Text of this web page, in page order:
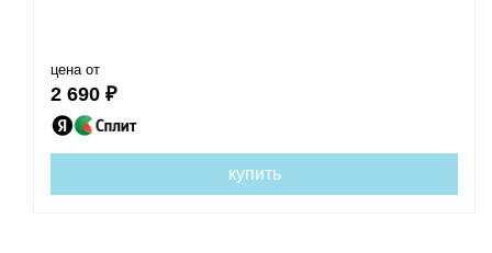
цена от
2 690 ₽
купить